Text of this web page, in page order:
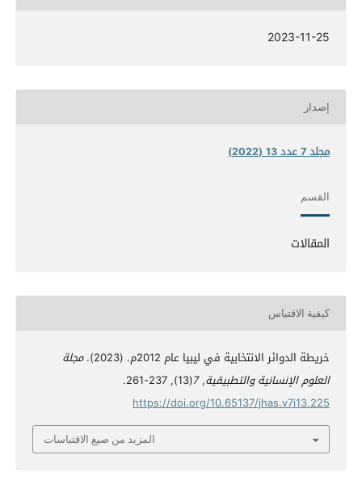
2023-11-25
إصدار
مجلد 7 عدد 13 (2022)
القسم
المقالات
كيفية الاقتباس
خريطة الدوائر الانتخابية في ليبيا عام 2012م. (2023).
مجلة
العلوم الإنسانية والتطبيقية,
7
(13), 237-261.
https://doi.org/10.65137/jhas.v7i13.225
المزيد من صيغ الاقتباسات